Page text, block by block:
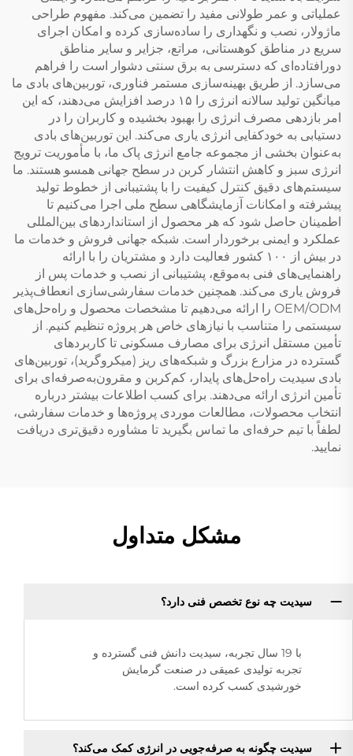
عملیاتی و عمر طولانی مفید را تضمین می‌کند. مفهوم طراحی
ماژولار، نصب و نگهداری را ساده‌سازی کرده و امکان اجرای
سریع در مناطق کوهستانی، مراتع، جزایر و سایر مناطق
دورافتاده‌ای که دسترسی به برق سنتی دشوار است را فراهم
می‌سازد. از طریق بهینه‌سازی مستمر فناوری، توربین‌های بادی ما
میانگین تولید سالانه انرژی را ۱۵ درصد افزایش می‌دهند، که این
امر بازدهی مصرف انرژی را بهبود بخشیده و کاربران را در
دستیابی به خودکفایی انرژی یاری می‌کند. این توربین‌های بادی
به‌عنوان بخشی از مجموعه جامع انرژی پاک ما، با مأموریت ترویج
انرژی سبز و کاهش انتشار کربن در سطح جهانی همسو هستند. ما
سیستم‌های دقیق کنترل کیفیت را با پشتیبانی از خطوط تولید
پیشرفته و امکانات آزمایشگاهی سطح ملی اجرا می‌کنیم تا
اطمینان حاصل شود که هر محصول از استانداردهای بین‌المللی
عملکرد و ایمنی برخوردار است. شبکه جهانی فروش و خدمات ما
در بیش از ۱۰۰ کشور فعالیت دارد و مشتریان را با ارائه
راهنمایی‌های فنی به‌موقع، پشتیبانی از نصب و خدمات پس از
فروش یاری می‌کند. همچنین خدمات سفارشی‌سازی انعطاف‌پذیر
OEM/ODM را ارائه می‌دهیم تا مشخصات محصول و راه‌حل‌های
سیستمی را متناسب با نیازهای خاص هر پروژه تنظیم کنیم. از
تأمین مستقل انرژی برای مصارف مسکونی تا کاربردهای
گسترده در مزارع بزرگ و شبکه‌های ریز (میکروگرید)، توربین‌های
بادی سیدیت راه‌حل‌های پایدار، کم‌کربن و مقرون‌به‌صرفه‌ای برای
تأمین انرژی ارائه می‌دهند. برای کسب اطلاعات بیشتر درباره
انتخاب محصولات، مطالعات موردی پروژه‌ها و خدمات سفارشی،
لطفاً با تیم حرفه‌ای ما تماس بگیرید تا مشاوره دقیق‌تری دریافت
نمایید.
مشکل متداول
سیدیت چه نوع تخصص فنی دارد؟
با 19 سال تجربه، سیدیت دانش فنی گسترده و
تجربه تولیدی عمیقی در صنعت گرمایش
خورشیدی کسب کرده است.
سیدیت چگونه به صرفه‌جویی در انرژی کمک می‌کند؟